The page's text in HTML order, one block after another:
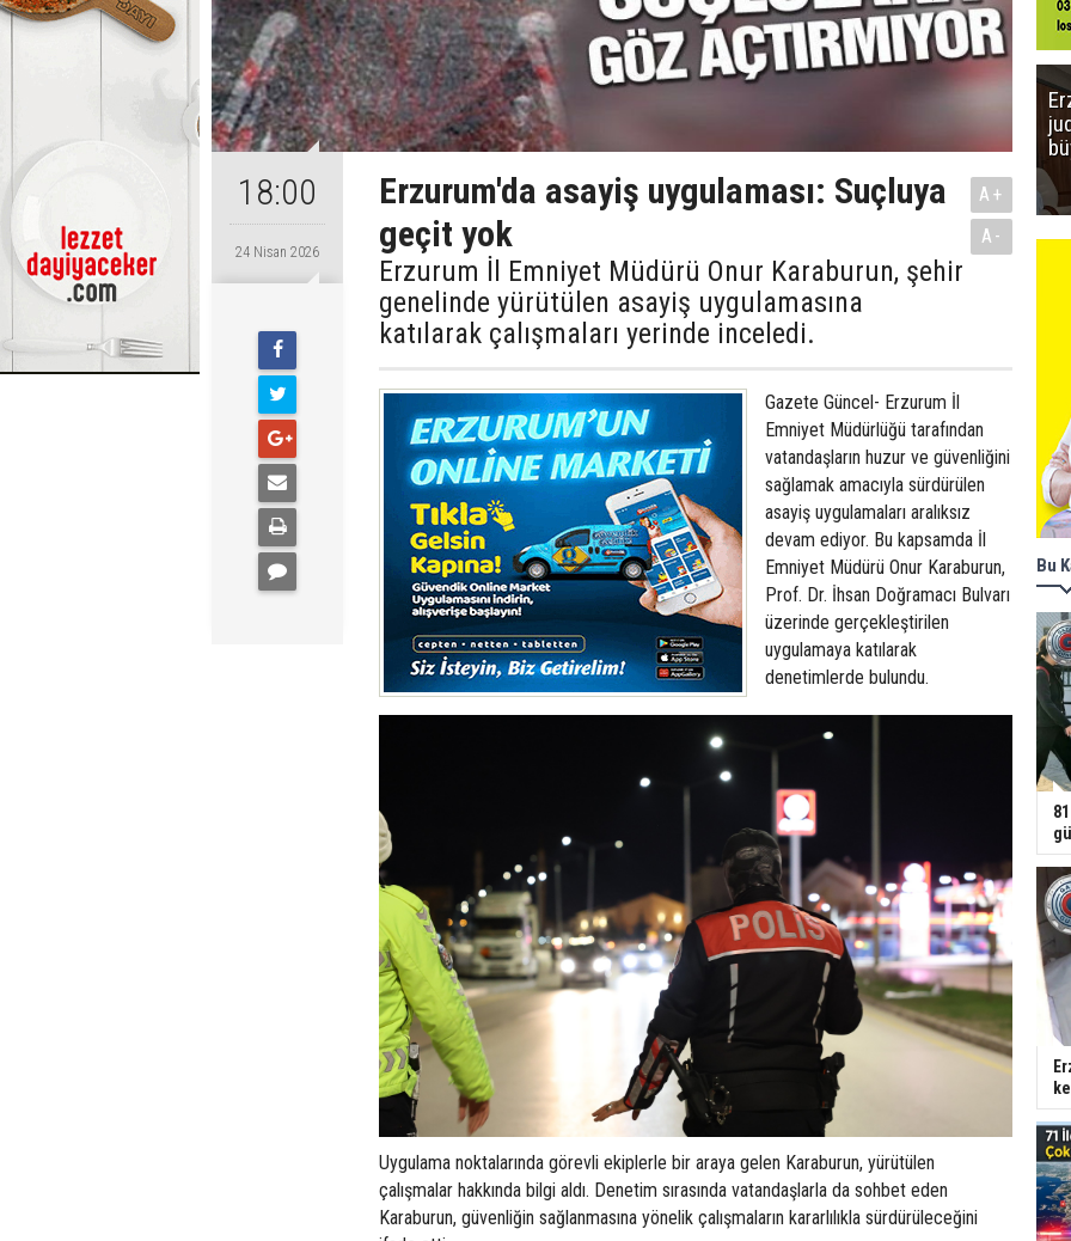
18:00
24 Nisan 2026
Erzurum'da asayiş uygulaması: Suçluya
geçit yok
Erzurum İl Emniyet Müdürü Onur Karaburun, şehir
genelinde yürütülen asayiş uygulamasına
katılarak çalışmaları yerinde inceledi.
A+
A-
Gazete Güncel- Erzurum İl
Emniyet Müdürlüğü tarafından
vatandaşların huzur ve güvenliğini
sağlamak amacıyla sürdürülen
asayiş uygulamaları aralıksız
devam ediyor. Bu kapsamda İl
Emniyet Müdürü Onur Karaburun,
Prof. Dr. İhsan Doğramacı Bulvarı
üzerinde gerçekleştirilen
uygulamaya katılarak
denetimlerde bulundu.
Uygulama noktalarında görevli ekiplerle bir araya gelen Karaburun, yürütülen
çalışmalar hakkında bilgi aldı. Denetim sırasında vatandaşlarla da sohbet eden
Karaburun, güvenliğin sağlanmasına yönelik çalışmaların kararlılıkla sürdürüleceğini
Bu